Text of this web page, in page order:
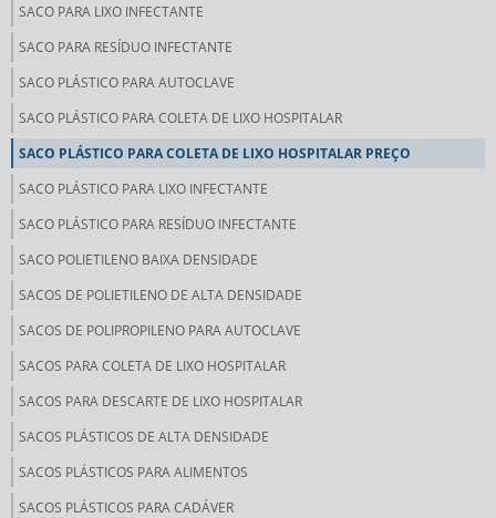
SACO PARA LIXO INFECTANTE
SACO PARA RESÍDUO INFECTANTE
SACO PLÁSTICO PARA AUTOCLAVE
SACO PLÁSTICO PARA COLETA DE LIXO HOSPITALAR
SACO PLÁSTICO PARA COLETA DE LIXO HOSPITALAR PREÇO
SACO PLÁSTICO PARA LIXO INFECTANTE
SACO PLÁSTICO PARA RESÍDUO INFECTANTE
SACO POLIETILENO BAIXA DENSIDADE
SACOS DE POLIETILENO DE ALTA DENSIDADE
SACOS DE POLIPROPILENO PARA AUTOCLAVE
SACOS PARA COLETA DE LIXO HOSPITALAR
SACOS PARA DESCARTE DE LIXO HOSPITALAR
SACOS PLÁSTICOS DE ALTA DENSIDADE
SACOS PLÁSTICOS PARA ALIMENTOS
SACOS PLÁSTICOS PARA CADÁVER